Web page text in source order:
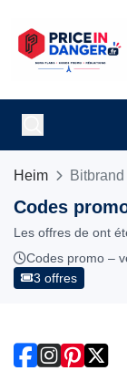
Heim Bitbrand
Codes
Les offres de ont
Codes promo –
3 offres